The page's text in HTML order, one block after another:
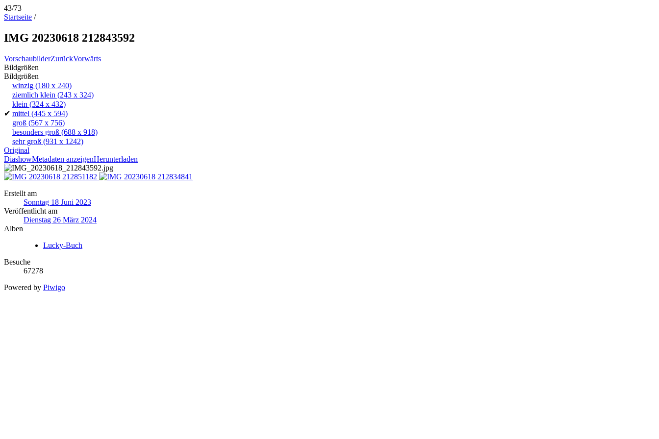
43/73
Startseite /
IMG 20230618 212843592
VorschaubilderZurückVorwärts
Bildgrößen
Bildgrößen
winzig (180 x 240)
ziemlich klein (243 x 324)
klein (324 x 432)
✔ mittel (445 x 594)
groß (567 x 756)
besonders groß (688 x 918)
sehr groß (931 x 1242)
Original
DiashowMetadaten anzeigenHerunterladen
Erstellt am
Sonntag 18 Juni 2023
Veröffentlicht am
Dienstag 26 März 2024
Alben
Lucky-Buch
Besuche
67278
Powered by Piwigo